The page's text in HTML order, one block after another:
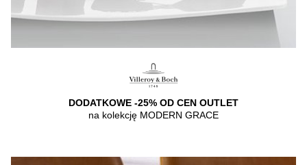
DODATKOWE -25% OD CEN OUTLET
na kolekcję MODERN GRACE